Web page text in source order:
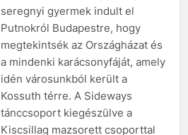
seregnyi gyermek indult el
Putnokról Budapestre, hogy
megtekintsék az Országházat és
a mindenki karácsonyfáját, amely
idén városunkból került a
Kossuth térre. A Sideways
tánccsoport kiegészülve a
Kiscsillag mazsorett csoporttal